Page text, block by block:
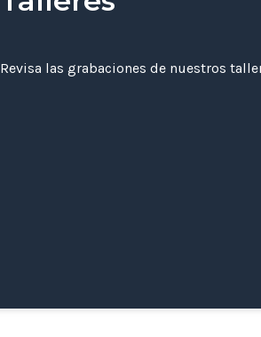
Revisa las grabaciones de nuestros